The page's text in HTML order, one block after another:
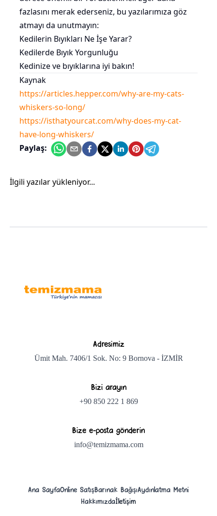
fazlasını merak ederseniz, bu yazılarımıza göz
atmayı da unutmayın:
Kedilerin Bıyıkları Ne İşe Yarar?
Kedilerde Bıyık Yorgunluğu
Kedinize ve bıyıklarına iyi bakın!
Kaynak
https://articles.hepper.com/why-are-my-cats-
whiskers-so-long/
https://isthatyourcat.com/why-does-my-cat-
have-long-whiskers/
Paylaş:
İlgili yazılar yükleniyor...
Bizi arayın
Bize e-posta gönderin
Online SatışBarınak Bağışı